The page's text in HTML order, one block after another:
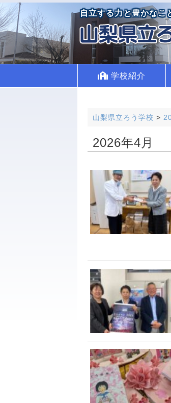
自立する力と豊かなこ
学校紹介
山梨県立ろう学校 >
2026年4月